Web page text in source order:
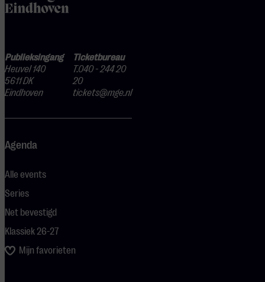
Publieksingang
Heuvel 140
5611 DK
Eindhoven
Ticketbureau
T.040 - 244 20
20
tickets@mge.nl
Agenda
Alle events
Series
Net bevestigd
Klassiek 26-27
Mijn favorieten